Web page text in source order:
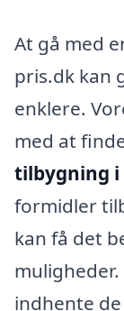
At gå med
pris.dk kan
enklere.
med at
tilbygning i
formidler
kan få det
indhente